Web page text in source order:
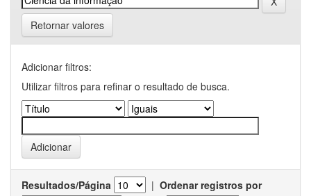
Retornar valores
Adicionar filtros:
Utilizar filtros para refinar o resultado de busca.
Resultados/Página | Ordenar registros por